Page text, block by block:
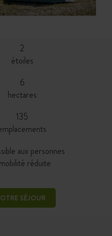
2
étoiles
6
hectares
135
aux personnes
réduite
SÉJOUR